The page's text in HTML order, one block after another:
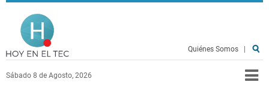
Pasar al contenido principal
Sábado 8 de Agosto, 2026
Quiénes Somos